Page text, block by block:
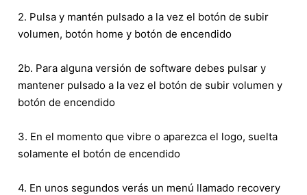
2. Pulsa y mantén pulsado a la vez el botón de subir
volumen, botón home y botón de encendido
2b. Para alguna versión de software debes pulsar y
mantener pulsado a la vez el botón de subir volumen y
botón de encendido
3. En el momento que vibre o aparezca el logo, suelta
solamente el botón de encendido
4. En unos segundos verás un menú llamado recovery